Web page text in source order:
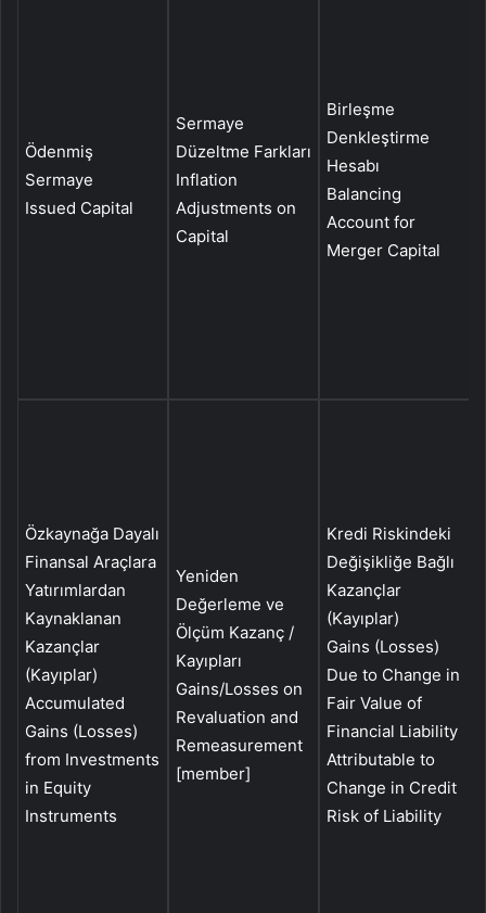
Ödenmiş
Sermaye
Issued Capital
Sermaye
Düzeltme Farkları
Inflation
Adjustments on
Capital
Birleşme
Denkleştirme
Hesabı
Balancing
Account for
Merger Capital
Özkaynağa Dayalı
Finansal Araçlara
Yatırımlardan
Kaynaklanan
Kazançlar
(Kayıplar)
Accumulated
Gains (Losses)
from Investments
in Equity
Instruments
Yeniden
Değerleme ve
Ölçüm Kazanç /
Kayıpları
Gains/Losses on
Revaluation and
Remeasurement
[member]
Kredi Riskindeki
Değişikliğe Bağlı
Kazançlar
(Kayıplar)
Gains (Losses)
Due to Change in
Fair Value of
Financial Liability
Attributable to
Change in Credit
Risk of Liability